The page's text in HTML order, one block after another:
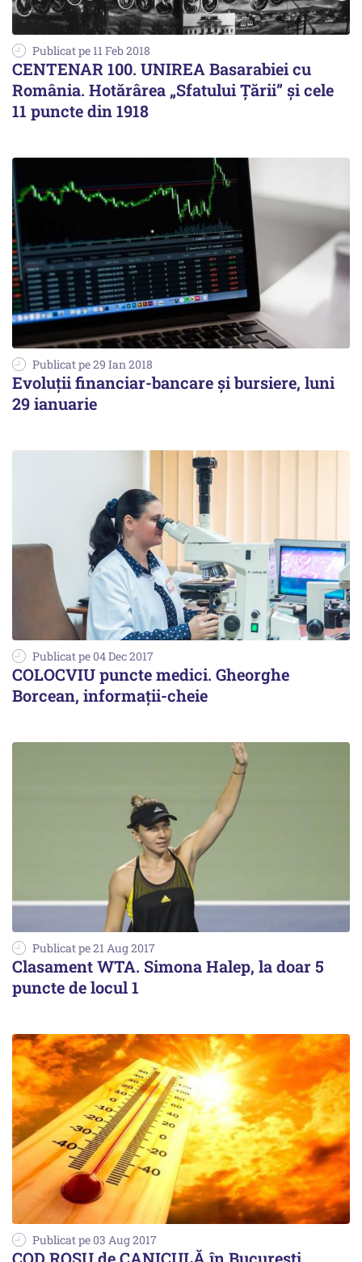
Publicat pe 11 Feb 2018
CENTENAR 100. UNIREA Basarabiei cu
România. Hotărârea „Sfatului Țării” și cele
11 puncte din 1918
Publicat pe 29 Ian 2018
Evoluţii financiar-bancare şi bursiere, luni
29 ianuarie
Publicat pe 04 Dec 2017
COLOCVIU puncte medici. Gheorghe
Borcean, informații-cheie
Publicat pe 21 Aug 2017
Clasament WTA. Simona Halep, la doar 5
puncte de locul 1
Publicat pe 03 Aug 2017